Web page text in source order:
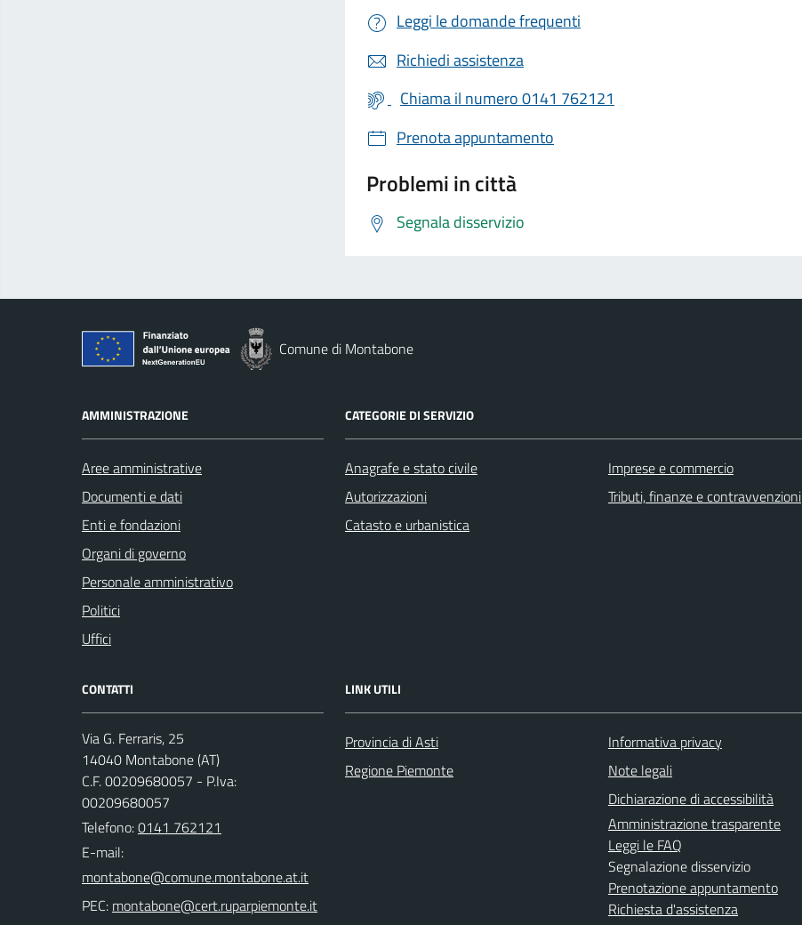
Leggi le domande frequenti
Richiedi assistenza
Chiama il numero 0141 762121
Prenota appuntamento
Problemi in città
Segnala disservizio
Comune di Montabone
AMMINISTRAZIONE
Aree amministrative
Documenti e dati
Enti e fondazioni
Organi di governo
Personale amministrativo
Politici
Uffici
CATEGORIE DI SERVIZIO
Anagrafe e stato civile
Autorizzazioni
Catasto e urbanistica
Imprese e commercio
Tributi, finanze e contravvenzioni
CONTATTI
Via G. Ferraris, 25
14040 Montabone (AT)
C.F. 00209680057 - P.Iva:
00209680057
Telefono:0141 762121
E-mail:
PEC:
LINK UTILI
Provincia di Asti
Regione Piemonte
Informativa privacy
Note legali
Dichiarazione di accessibilità
Amministrazione trasparente
Leggi le FAQ
Segnalazione disservizio
Prenotazione appuntamento
Richiesta d'assistenza